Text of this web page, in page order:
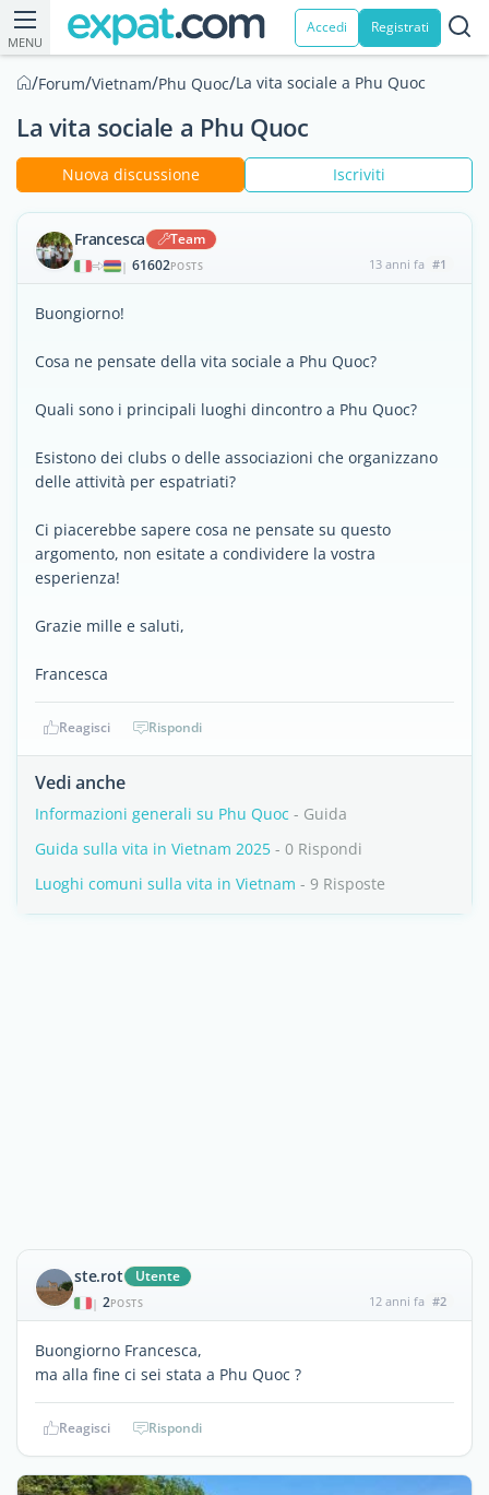
MENU
Accedi Registrati
/Forum/Vietnam/Phu Quoc/La vita sociale a Phu Quoc
La vita sociale a Phu Quoc
Nuova discussione Iscriviti
Francesca Team
| 61602POSTS 13 anni fa #1
Buongiorno!
Cosa ne pensate della vita sociale a Phu Quoc?
Quali sono i principali luoghi dincontro a Phu Quoc?
Esistono dei clubs o delle associazioni che organizzano
delle attività per espatriati?
Ci piacerebbe sapere cosa ne pensate su questo
argomento, non esitate a condividere la vostra
esperienza!
Grazie mille e saluti,
Francesca
Reagisci Rispondi
Vedi anche
Informazioni generali su Phu Quoc - Guida
Guida sulla vita in Vietnam 2025 - 0 Rispondi
Luoghi comuni sulla vita in Vietnam - 9 Risposte
ste.rot Utente
| 2POSTS 12 anni fa #2
Buongiorno Francesca,
ma alla fine ci sei stata a Phu Quoc ?
Reagisci Rispondi